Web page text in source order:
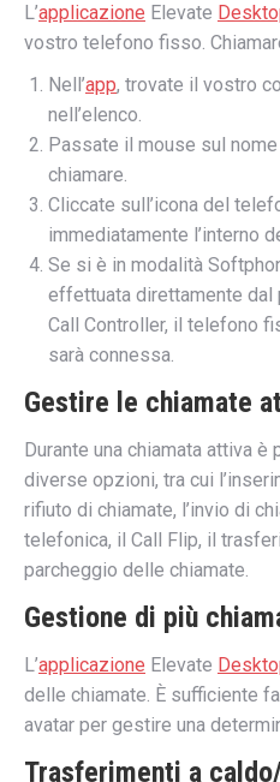
L’applicazione Elevate
vostro telefono fisso.
Nell’app, trovate il vostro
nell’elenco.
Passate il mouse sul
chiamare.
Cliccate sull’icona del
immediatamente l’interno
Se si è in modalità
effettuata direttamente dal
Call Controller, il telefono
sarà connessa.
Gestire le chiamate
Durante una chiamata attiva
diverse opzioni, tra cui
rifiuto di chiamate, l’invio di
telefonica, il Call Flip, il
parcheggio delle chiamate.
Gestione di più
L’applicazione Elevate
delle chiamate. È sufficiente
avatar per gestire una
Trasferimenti a